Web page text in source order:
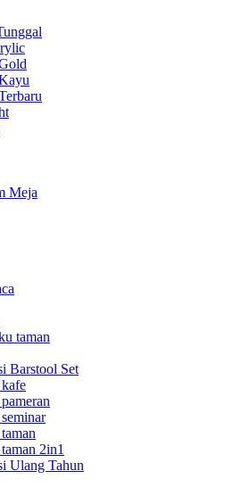
Meja
taman
Barstool Set
2in1
Ulang Tahun